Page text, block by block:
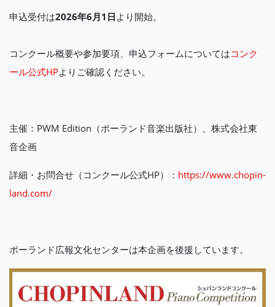
申込受付は2026年6月1 日 より開始。
コンクール概要や参加要項、申込フォームについてはコンク
ール公式HPよりご確認ください。
主催：PWM Edition（ポーランド音楽出版社）、株式会社東
音企画
詳細・お問合せ（コンクール公式HP）： https://www.chopin-
land.com/
ポーランド広報文化センターは本企画を後援しています。